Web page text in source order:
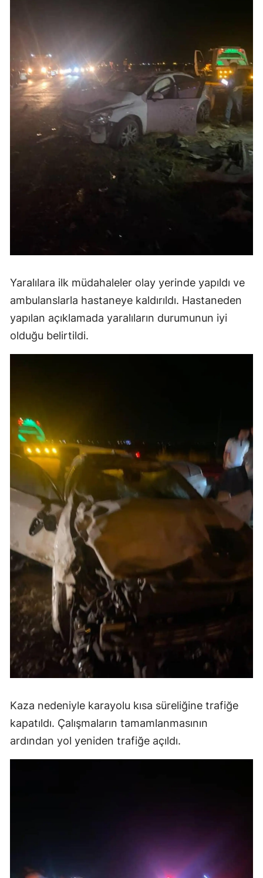
Yaralılara ilk müdahaleler olay yerinde yapıldı ve
ambulanslarla hastaneye kaldırıldı. Hastaneden
yapılan açıklamada yaralıların durumunun iyi
olduğu belirtildi.
Kaza nedeniyle karayolu kısa süreliğine trafiğe
kapatıldı. Çalışmaların tamamlanmasının
ardından yol yeniden trafiğe açıldı.